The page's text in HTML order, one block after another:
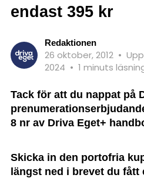
endast 395 kr
Redaktionen
26 oktober, 2012 •
2024 • 1 minuts
Tack för att du nappat på
8 nr av Driva Eget+
Skicka in den portofria
längst ned i brevet du fått